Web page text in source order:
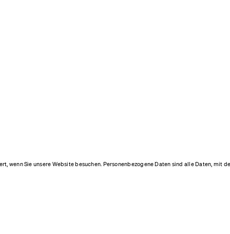
Sie unsere Website besuchen. Personenbezogene Daten sind alle Daten,